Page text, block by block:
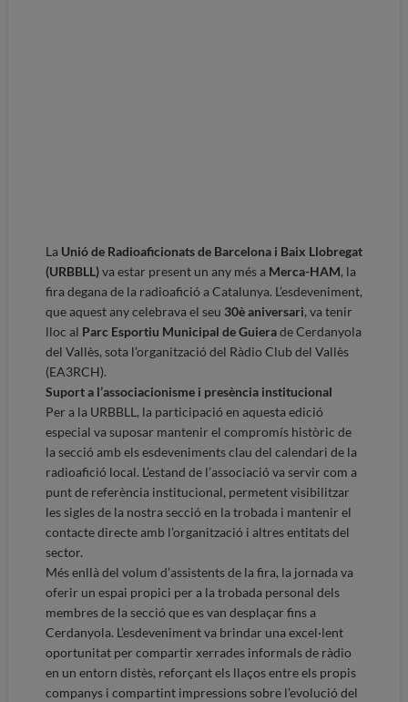
La Unió de Radioaficionats de Barcelona i Baix Llobregat
(URBBLL)va estar present un any més a Merca-HAM, la
fira degana de la radioafició a Catalunya. L’esdeveniment,
que aquest any celebrava el seu 30è aniversari, va tenir
lloc al Parc Esportiu Municipal de Guierade Cerdanyola
del Vallès, sota l’organització del Ràdio Club del Vallès
(EA3RCH).
Suport a l’associacionisme i presència institucional
Per a la URBBLL, la participació en aquesta edició
especial va suposar mantenir el compromís històric de
la secció amb els esdeveniments clau del calendari de la
radioafició local. L’estand de l’associació va servir com a
punt de referència institucional, permetent visibilitzar
les sigles de la nostra secció en la trobada i mantenir el
contacte directe amb l’organització i altres entitats del
sector.
Més enllà del volum d’assistents de la fira, la jornada va
oferir un espai propici per a la trobada personal dels
membres de la secció que es van desplaçar fins a
Cerdanyola. L’esdeveniment va brindar una excel·lent
oportunitat per compartir xerrades informals de ràdio
en un entorn distès, reforçant els llaços entre els propis
companys i compartint impressions sobre l’evolució del